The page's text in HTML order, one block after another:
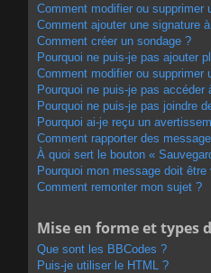
Comment modifier ou supprimer
Comment ajouter une signature
Comment créer un sondage ?
Pourquoi ne puis-je pas ajouter
Comment modifier ou supprimer
Pourquoi ne puis-je pas accéder
Pourquoi ne puis-je pas joindre
Pourquoi ai-je reçu un
Comment rapporter des
À quoi sert le bouton «
Pourquoi mon message doit être
Comment remonter mon sujet ?
Mise en forme et types
Que sont les BBCodes ?
Puis-je utiliser le HTML ?